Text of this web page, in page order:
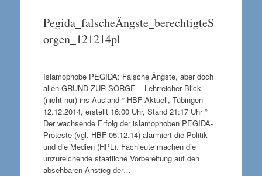
Pegida_falscheÄngste_berechtigteS
orgen_121214pl
Islamophobe PEGIDA: Falsche Ängste, aber doch
allen GRUND ZUR SORGE – Lehrreicher Blick
(nicht nur) ins Ausland ° HBF-Aktuell, Tübingen
12.12.2014, erstellt 16:00 Uhr, Stand 21:17 Uhr °
Der wachsende Erfolg der islamophoben PEGIDA-
Proteste (vgl. HBF 05.12.14) alarmiert die Politik
und die Medien (HPL). Fachleute machen die
unzureichende staatliche Vorbereitung auf den
absehbaren Anstieg der…